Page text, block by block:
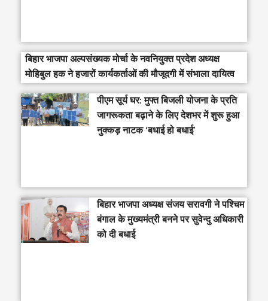
बिहार भाजपा अल्पसंख्यक मोर्चा के नवनियुक्त प्रदेश अध्यक्ष
मोहिबुल हक ने हजारों कार्यकर्ताओं की मौजूदगी में संभाला दायित्व
पीएम सूर्य घर: मुफ्त बिजली योजना के प्रति
जागरूकता बढ़ाने के लिए देशभर में शुरू हुआ
नुक्कड़ नाटक ‘बधाई हो बधाई’
‎बिहार भाजपा अध्यक्ष संजय सरावगी ने पश्चिम
बंगाल के मुख्यमंत्री बनने पर सुवेन्दु अधिकारी
को दी बधाई